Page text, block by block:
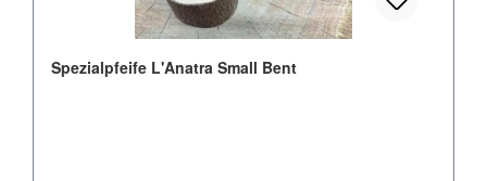
Spezialpfeife L'Anatra Small Bent